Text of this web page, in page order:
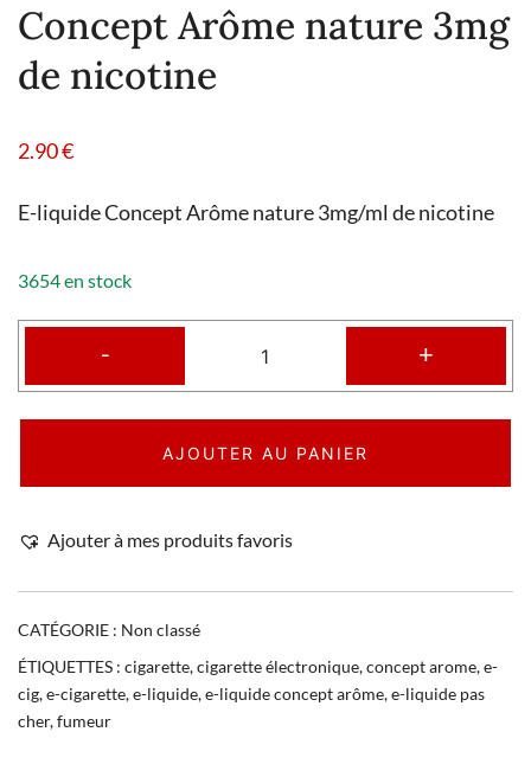
Concept Arôme nature 3mg
de nicotine
2.90€
E-liquide Concept Arôme nature 3mg/ml de nicotine
3654 en stock
- +
AJOUTER AU PANIER
Ajouter à mes produits favoris
CATÉGORIE : Non classé
ÉTIQUETTES : cigarette,cigarette électronique,concept arome,e-
cig,e-cigarette,e-liquide,e-liquide concept arôme,e-liquide pas
cher,fumeur